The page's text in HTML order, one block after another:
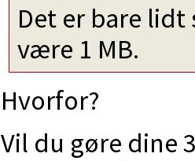
Det er bare
være 1 MB.
Hvorfor?
Vil du gøre dine